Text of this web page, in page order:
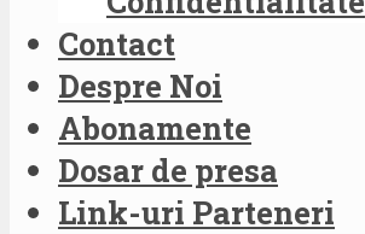
Contact
Despre Noi
Abonamente
Dosar de presa
Link-uri Parteneri